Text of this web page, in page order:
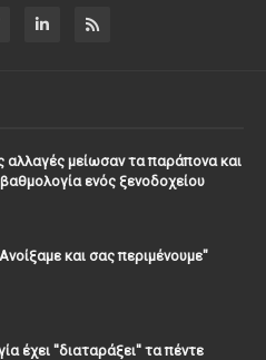
αλλαγές μείωσαν τα παράπονα και
ενός ξενοδοχείου
και σας περιμένουμε"
έχει ''διαταράξει'' τα πέντε